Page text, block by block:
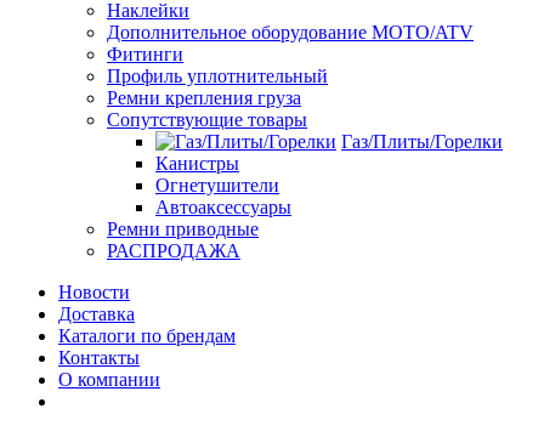
Наклейки
Дополнительное оборудование MOTO/ATV
Фитинги
Профиль уплотнительный
Ремни крепления груза
Сопутствующие товары
Газ/Плиты/Горелки
Канистры
Огнетушители
Автоаксессуары
Ремни приводные
РАСПРОДАЖА
Новости
Доставка
Каталоги по брендам
Контакты
О компании